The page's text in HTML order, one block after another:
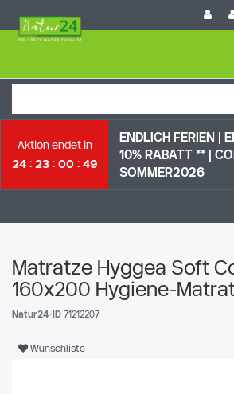
Aktion endet in
24
23 00 48
ENDLICH FERIEN | EI
10% RABATT ** |
SOMMER2026
Matratze Hyggea Soft
160x200 Hygiene-
Natur24-ID 71212207
Wunschliste